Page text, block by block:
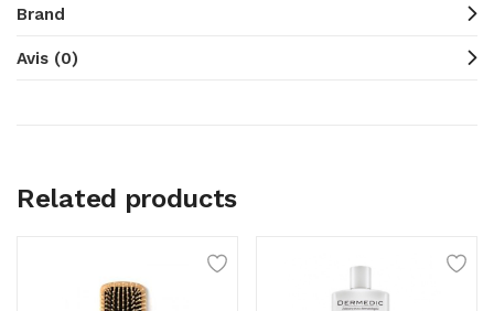
Brand
Avis (0)
Related products